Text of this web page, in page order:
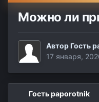
Можно ли
Автор Гость
17 января,
Гость paporotnik